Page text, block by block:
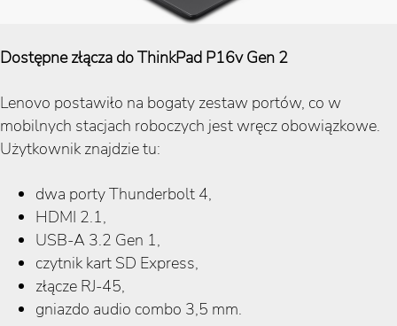
Dostępne złącza do ThinkPad P16v Gen 2
Lenovo postawiło na bogaty zestaw portów, co w
mobilnych stacjach roboczych jest wręcz obowiązkowe.
Użytkownik znajdzie tu:
dwa porty Thunderbolt 4,
HDMI 2.1,
USB-A 3.2 Gen 1,
czytnik kart SD Express,
złącze RJ-45,
gniazdo audio combo 3,5 mm.